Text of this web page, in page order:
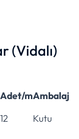
(Vidalı)
Adet/mAmbalaj
12 Kutu